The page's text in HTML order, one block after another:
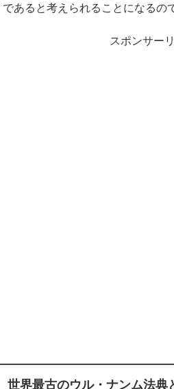
であると考えられることになるの
スポンサー
世界最古のウル・ナンム法典